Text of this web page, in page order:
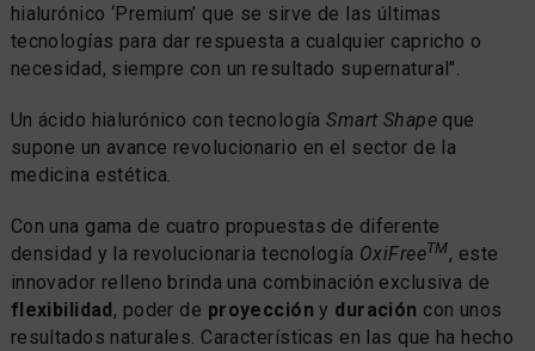
hialurónico ‘Premium’ que se sirve de las últimas
tecnologías para dar respuesta a cualquier capricho o
necesidad, siempre con un resultado supernatural".
Un ácido hialurónico con tecnologíaSmart Shape que
supone un avance revolucionario en el sector de la
medicina estética.
Con una gama de cuatro propuestas de diferente
densidad y la revolucionaria tecnología OxiFreeTM, este
innovador relleno brinda una combinación exclusiva de
flexibilidad, poder de proyección y duración con unos
resultados naturales. Características en las que ha hecho